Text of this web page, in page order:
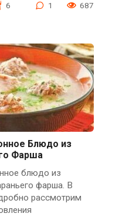
6 1 687
Блюдо из
Фарша
блюдо из
фарша. В
рассмотрим